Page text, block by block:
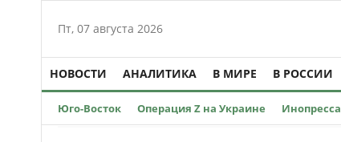
Пт, 07 августа 2026
НОВОСТИ АНАЛИТИКА В МИРЕ В РОССИИ
Юго-Восток Операция Z на Украине Инопресса